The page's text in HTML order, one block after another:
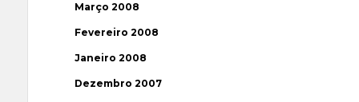
Março 2008
Fevereiro 2008
Janeiro 2008
Dezembro 2007